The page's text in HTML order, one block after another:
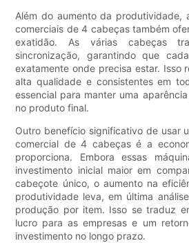
Além do aumento da produtividade,
comerciais de 4 cabeças também
exatidão. As várias cabeças
sincronização, garantindo que
exatamente onde precisa estar. Isso
alta qualidade e consistentes em
essencial para manter uma
no produto final.
Outro benefício significativo de usar
comercial de 4 cabeças é a
proporciona. Embora essas
investimento inicial maior em
cabeçote único, o aumento na
produtividade leva, em última
produção por item. Isso se traduz
lucro para as empresas e um
investimento no longo prazo.